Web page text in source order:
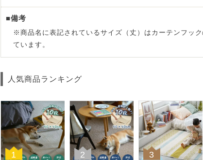
■備考
※商品名に表記されているサイズ（丈）はカーテンフッ
ています。
人気商品ランキング
1 2 3